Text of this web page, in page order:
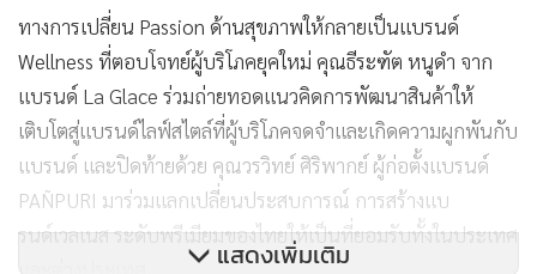
ปัจจุบันการแข่งขันไม่ได้วัดกันที่คุณภาพสินค้าเพียงอย่างเดียว
แต่ผู้ประกอบการต้องสามารถสร้างแบรนด์ สื่อสารคุณค่า และ
เข้าใจผู้บริโภคยุคใหม่ กรมพัฒนาธุรกิจการค้าจึงจัดกิจกรรม
Herban Era Masterclass เพื่อเติมเต็มองค์ความรู้ที่จำเป็น
พร้อมสร้างแรงบันดาลใจจากผู้ประกอบการที่ประสบความสำเร็จ
จริง ให้สามารถนำไปประยุกต์ใช้กับธุรกิจได้อย่างเป็นรูปธรรม
แสดงเพิ่มเติม